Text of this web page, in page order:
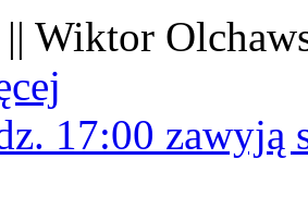
|| Wiktor
17:00 zawyją